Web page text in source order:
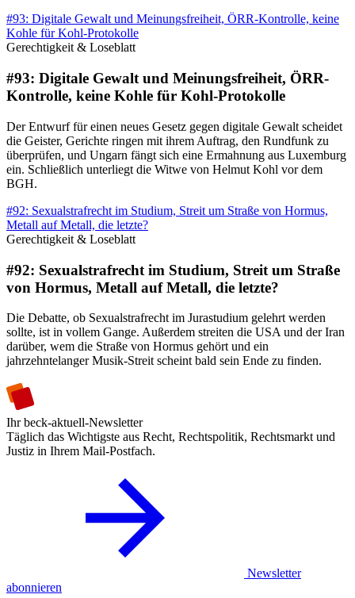
#93: Digitale Gewalt und Meinungsfreiheit, ÖRR-Kontrolle, keine
Kohle für Kohl-Protokolle
Gerechtigkeit & Loseblatt
#93: Digitale Gewalt und Meinungsfreiheit, ÖRR-
Kontrolle, keine Kohle für Kohl-Protokolle
Der Entwurf für einen neues Gesetz gegen digitale Gewalt scheidet
die Geister, Gerichte ringen mit ihrem Auftrag, den Rundfunk zu
überprüfen, und Ungarn fängt sich eine Ermahnung aus Luxemburg
ein. Schließlich unterliegt die Witwe von Helmut Kohl vor dem
BGH.
#92: Sexualstrafrecht im Studium, Streit um Straße von Hormus,
Metall auf Metall, die letzte?
Gerechtigkeit & Loseblatt
#92: Sexualstrafrecht im Studium, Streit um Straße
von Hormus, Metall auf Metall, die letzte?
Die Debatte, ob Sexualstrafrecht im Jurastudium gelehrt werden
sollte, ist in vollem Gange. Außerdem streiten die USA und der Iran
darüber, wem die Straße von Hormus gehört und ein
jahrzehntelanger Musik-Streit scheint bald sein Ende zu finden.
Ihr beck-aktuell-Newsletter
Täglich das Wichtigste aus Recht, Rechtspolitik, Rechtsmarkt und
Justiz in Ihrem Mail-Postfach.
Newsletter
abonnieren